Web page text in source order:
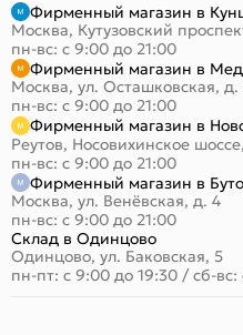
Фирменный магазин в
Москва, Кутузовский
пн-вс: с 9:00 до 21:00
Фирменный магазин в
Москва, ул. Осташковская,
пн-вс: с 9:00 до 21:00
Фирменный магазин в
Реутов, Носовихинское
пн-вс: с 9:00 до 21:00
Фирменный магазин в
Москва, ул. Венёвская, д. 4
пн-вс: с 9:00 до 21:00
Склад в Одинцово
Одинцово, ул. Баковская, 5
пн-пт: с 9:00 до 19:30 / сб-